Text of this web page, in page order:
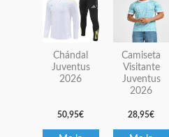
Chándal
Juventus
2026
50,95€
producto
tiene
variantes.
Las
se
pueden
Camiseta
Visitante
Juventus
2026
28,95€
tiene
Las
se
pueden